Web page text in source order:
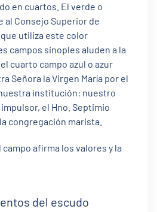
en cuartos. El verde o
al Consejo Superior de
utiliza este color
campos sinoples aluden a la
cuarto campo azul o azur
Señora la Virgen María por el
institución: nuestro
el Hno. Septimio
congregación marista.
afirma los valores y la
del escudo